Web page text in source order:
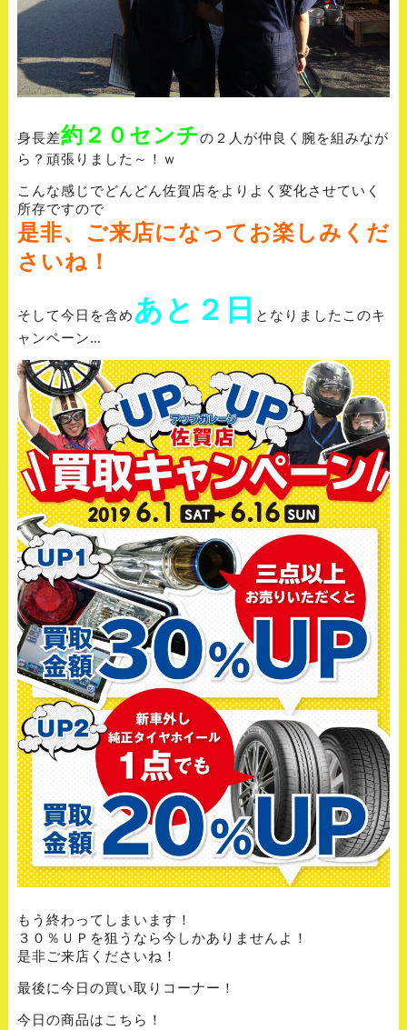
身長差約２０センチの２人が仲良く腕を組みなが
ら？頑張りました～！ｗ
こんな感じでどんどん佐賀店をよりよく変化させていく
所存ですので
是非、ご来店になってお楽しみくだ
さいね！
そして今日を含めあと２日 となりましたこのキ
ャンペーン…
もう終わってしまいます！
３０％ＵＰを狙うなら今しかありませんよ！
是非ご来店くださいね！
最後に今日の買い取りコーナー！
今日の商品はこちら！